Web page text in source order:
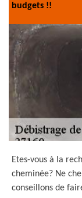
budgets !!
Etes-vous à la
cheminée? Ne
conseillons de